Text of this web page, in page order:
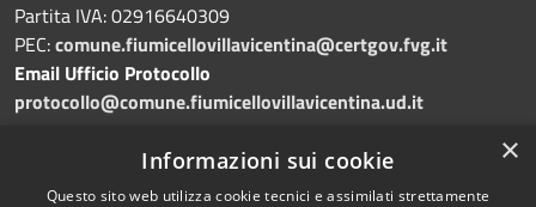
Partita IVA: 02916640309
PEC:comune.fiumicellovillavicentina@certgov.fvg.it
Email Ufficio Protocollo
protocollo@comune.fiumicellovillavicentina.ud.it
c_m400
×
Informazioni sui cookie
Questo sito web utilizza cookie tecnici e assimilati strettamente